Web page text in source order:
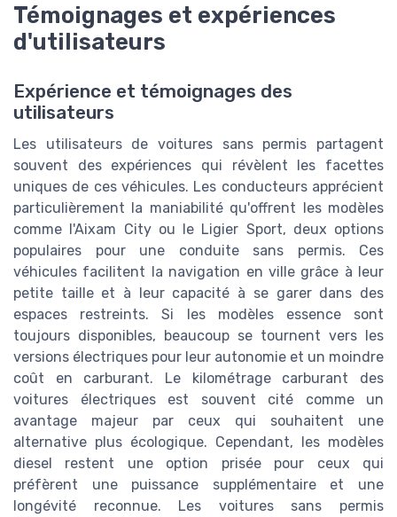
Témoignages et expériences
d'utilisateurs
Expérience et témoignages des
utilisateurs
Les utilisateurs de voitures sans permis partagent
souvent des expériences qui révèlent les facettes
uniques de ces véhicules. Les conducteurs apprécient
particulièrement la maniabilité qu'offrent les modèles
comme l'Aixam City ou le Ligier Sport, deux options
populaires pour une conduite sans permis. Ces
véhicules facilitent la navigation en ville grâce à leur
petite taille et à leur capacité à se garer dans des
espaces restreints. Si les modèles essence sont
toujours disponibles, beaucoup se tournent vers les
versions électriques pour leur autonomie et un moindre
coût en carburant. Le kilométrage carburant des
voitures électriques est souvent cité comme un
avantage majeur par ceux qui souhaitent une
alternative plus écologique. Cependant, les modèles
diesel restent une option prisée pour ceux qui
préfèrent une puissance supplémentaire et une
longévité reconnue. Les voitures sans permis